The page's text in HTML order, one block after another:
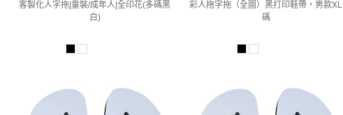
客製化人字拖|童裝/成年人|全印花(多碼黑
白)
彩人拖字拖（全圖）黑打印鞋帶，男款XL
碼